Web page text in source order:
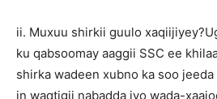
ii. Muxuu shirkii guulo
ku qabsoomay aaggii SSC ee
shirka wadeen xubno ka soo jeeda
in waqtigii nabadda iyo wada-